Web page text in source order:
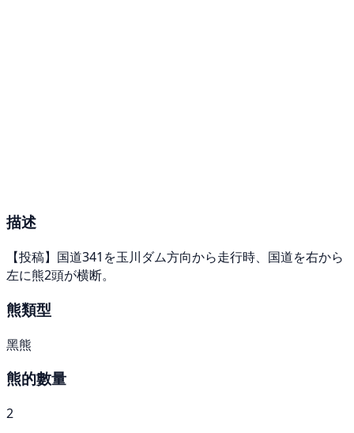
描述
【投稿】国道341を玉川ダム方向から走行時、国道を右から
左に熊2頭が横断。
熊類型
黑熊
熊的數量
2